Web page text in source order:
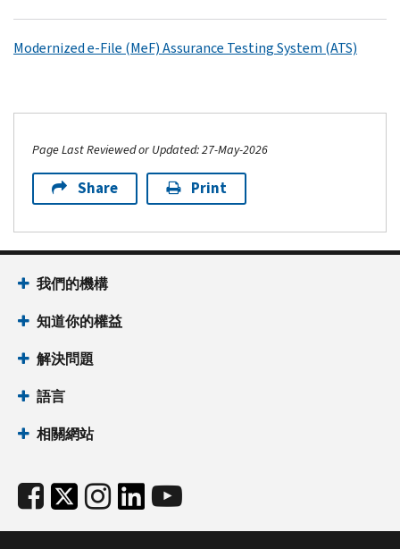
Modernized e-File (MeF) Assurance Testing System (ATS)
Page Last Reviewed or Updated: 27-May-2026
Share Print
我們的機構
知道你的權益
解決問題
語言
相關網站